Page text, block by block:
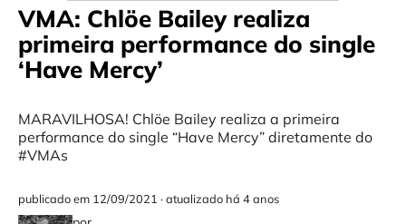
VMA: Chlöe Bailey realiza
primeira performance do single
‘Have Mercy’
MARAVILHOSA! Chlöe Bailey realiza a primeira
performance do single “Have Mercy” diretamente do
#VMAs
publicado em 12/09/2021 ·atualizado há 4 anos